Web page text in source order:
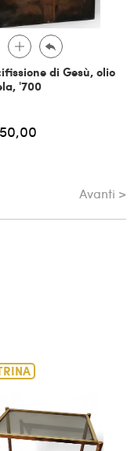
di Gesù, olio
'700
Avanti >